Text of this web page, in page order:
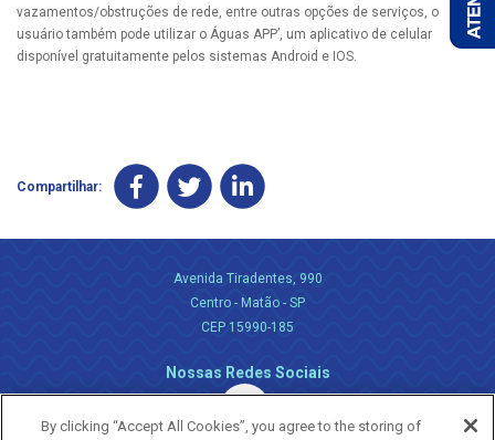
vazamentos/obstruções de rede, entre outras opções de serviços, o
usuário também pode utilizar o Águas APP’, um aplicativo de celular
disponível gratuitamente pelos sistemas Android e IOS.
Compartilhar:
Avenida Tiradentes, 990
Centro - Matão - SP
CEP 15990-185
Nossas Redes Sociais
By clicking “Accept All Cookies”, you agree to the storing of